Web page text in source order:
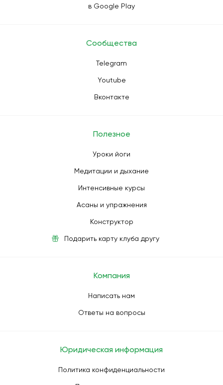
в Google Play
Сообщества
Telegram
Youtube
Вконтакте
Полезное
Уроки йоги
Медитации и дыхание
Интенсивные курсы
Асаны и упражнения
Конструктор
Подарить карту клуба другу
Компания
Написать нам
Ответы на вопросы
Юридическая информация
Политика конфиденциальности